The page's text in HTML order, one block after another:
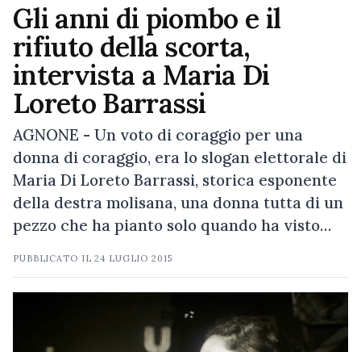
Gli anni di piombo e il
rifiuto della scorta,
intervista a Maria Di
Loreto Barrassi
AGNONE - Un voto di coraggio per una
donna di coraggio, era lo slogan elettorale di
Maria Di Loreto Barrassi, storica esponente
della destra molisana, una donna tutta di un
pezzo che ha pianto solo quando ha visto…
PUBBLICATO IL24 LUGLIO 2015